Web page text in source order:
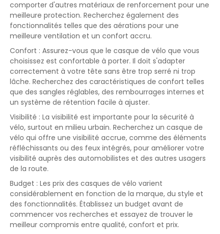
comporter d'autres matériaux de renforcement pour une
meilleure protection. Recherchez également des
fonctionnalités telles que des aérations pour une
meilleure ventilation et un confort accru.
Confort : Assurez-vous que le casque de vélo que vous
choisissez est confortable à porter. Il doit s'adapter
correctement à votre tête sans être trop serré ni trop
lâche. Recherchez des caractéristiques de confort telles
que des sangles réglables, des rembourrages internes et
un système de rétention facile à ajuster.
Visibilité : La visibilité est importante pour la sécurité à
vélo, surtout en milieu urbain. Recherchez un casque de
vélo qui offre une visibilité accrue, comme des éléments
réfléchissants ou des feux intégrés, pour améliorer votre
visibilité auprès des automobilistes et des autres usagers
de la route.
Budget : Les prix des casques de vélo varient
considérablement en fonction de la marque, du style et
des fonctionnalités. Établissez un budget avant de
commencer vos recherches et essayez de trouver le
meilleur compromis entre qualité, confort et prix.